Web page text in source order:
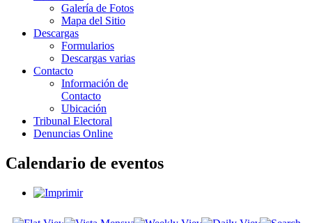
Galería de Fotos
Mapa del Sitio
Descargas
Formularios
Descargas varias
Contacto
Información de
Contacto
Ubicación
Tribunal Electoral
Denuncias Online
Calendario de eventos